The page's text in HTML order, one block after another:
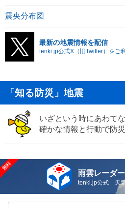
震央分布図
最新の地震情報を配信
tenki.jp公式X（旧Twitter）をご
「知る防災」地震
いざという時にあわて
確かな情報と行動で防
雨雲レーダ
tenki.jp公式 天